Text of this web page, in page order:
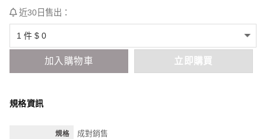
近30日售出：
加入購物車 立即購買
規格資訊
規格 成對銷售